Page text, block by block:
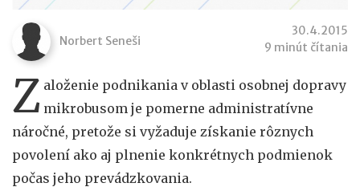
Norbert Seneši
30.4.2015
9 minút čítania
Z aloženie podnikania v oblasti osobnej dopravy
mikrobusom je pomerne administratívne
náročné, pretože si vyžaduje získanie rôznych
povolení ako aj plnenie konkrétnych podmienok
počas jeho prevádzkovania.